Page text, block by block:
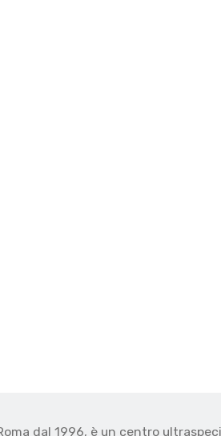
dal 1996, è un centro